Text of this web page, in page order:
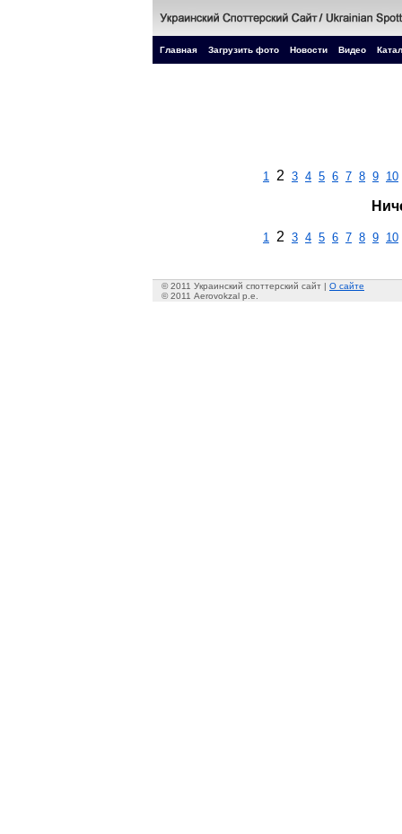
Главная Загрузить фото Новости Видео
1 2 3 4 5 6 7 8 9 10
1 2 3 4 5 6 7 8 9 10
© 2011 Украинский споттерский сайт | О сайте
© 2011 Aerovokzal p.e.